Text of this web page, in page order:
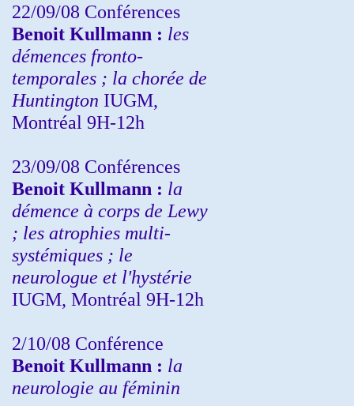
22/09/08 Conférences
Benoit Kullmann : les
démences fronto-
temporales ; la chorée de
Huntington IUGM,
Montréal 9H-12h
23/09/08 Conférences
Benoit Kullmann : la
démence à corps de Lewy
; les atrophies multi-
systémiques ; le
neurologue et l'hystérie
IUGM, Montréal 9H-12h
2/10/08 Conférence
Benoit Kullmann : la
neurologie au féminin